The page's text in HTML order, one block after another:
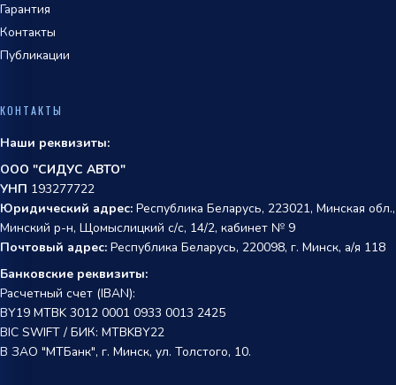
Гарантия
Контакты
Публикации
КОНТАКТЫ
Наши реквизиты:
ООО "СИДУС АВТО"
УНП 193277722
Юридический адрес: Республика Беларусь, 223021, Минская обл.,
Минский р-н, Щомыслицкий с/с, 14/2, кабинет № 9
Почтовый адрес: Республика Беларусь, 220098, г. Минск, а/я 118
Банковские реквизиты:
Расчетный счет (IBAN):
BY19 MTBK 3012 0001 0933 0013 2425
BIC SWIFT / БИК: MTBKBY22
В ЗАО "МТБанк", г. Минск, ул. Толстого, 10.